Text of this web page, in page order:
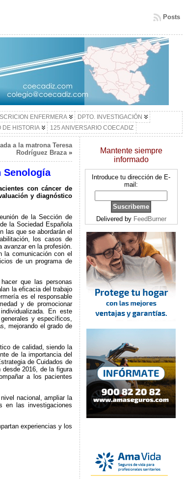
Posts
ENFERMERA
DPTO. INVESTIGACIÓN
DE HISTORIA 125 ANIVERSARIO COECADIZ
a la matrona Teresa
Rodríguez Braza»
Senología
con cáncer de
y diagnóstico
de la Sección de
la Sociedad Española
las que se abordarán el
los casos de
en la profesión.
la comunicación con el
de un programa de
que las personas
la eficacia del trabajo
es el responsable
y de promocionar
En este
y específicos,
mejorando el grado de
de calidad, siendo la
de la importancia del
de Cuidados de
2016, de la figura
a los pacientes
nacional, ampliar la
en las investigaciones
experiencias y los
Mantente siempre
informado
Introduce tu dirección de E-
mail:
Delivered by FeedBurner